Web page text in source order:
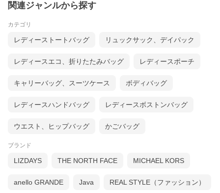
東京の工房で私たちが作っています
AGILITYの革製品は東京の下町、日暮里にある『AGILITY日暮里革
日本製の魅力を最大限に生かし長年の使用に耐えられる構造、縫
安心してご愛用頂ける製品を職人が一針、一針心を込めて作って
関連ジャンルから探す
カテゴリ
レディーストートバッグ リュックサック、デイパック
レディースエコ、折りたたみバッグ レディースポーチ
キャリーバッグ、スーツケース ボディバッグ
レディースハンドバッグ レディースボストンバッグ
ウエスト、ヒップバッグ かごバッグ
ブランド
LIZDAYS THE NORTH FACE MICHAEL KORS
anello GRANDE Java REAL STYLE（ファッション）